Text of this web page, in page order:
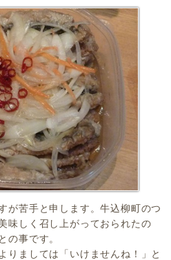
が苦手と申します。牛込柳町のつ
味しく召し上がっておられたの
の事です。
りましては「いけませんね！」と